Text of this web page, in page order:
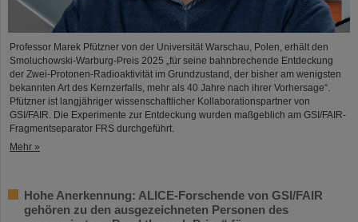
Professor Marek Pfützner von der Universität Warschau, Polen, erhält den
Smoluchowski-Warburg-Preis 2025 „für seine bahnbrechende Entdeckung
der Zwei-Protonen-Radioaktivität im Grundzustand, der bisher am wenigsten
bekannten Art des Kernzerfalls, mehr als 40 Jahre nach ihrer Vorhersage“.
Pfützner ist langjähriger wissenschaftlicher Kollaborationspartner von
GSI/FAIR. Die Experimente zur Entdeckung wurden maßgeblich am GSI/FAIR-
Fragmentseparator FRS durchgeführt.
Mehr »
Hohe Anerkennung: ALICE-Forschende von GSI/FAIR
gehören zu den ausgezeichneten Personen des